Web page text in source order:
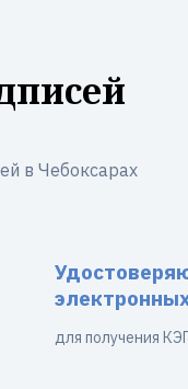
в Чебоксарах
для получения